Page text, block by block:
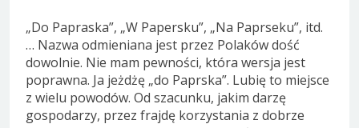
„Do Papraska”, „W Papersku”, „Na Paprseku”, itd.
… Nazwa odmieniana jest przez Polaków dość
dowolnie. Nie mam pewności, która wersja jest
poprawna. Ja jeżdżę „do Paprska”. Lubię to miejsce
z wielu powodów. Od szacunku, jakim darzę
gospodarzy, przez frajdę korzystania z dobrze